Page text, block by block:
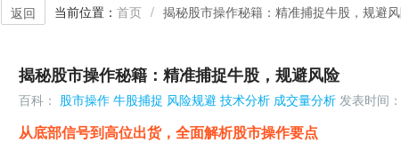
返回 当前位置： 首页 / 揭秘股市操作秘籍：精准捕捉牛股，规避
揭秘股市操作秘籍：精准捕捉牛股，规避风险
百科： 股市操作 牛股捕捉 风险规避 技术分析 成交量分析 发表时间：
从底部信号到高位出货，全面解析股市操作要点